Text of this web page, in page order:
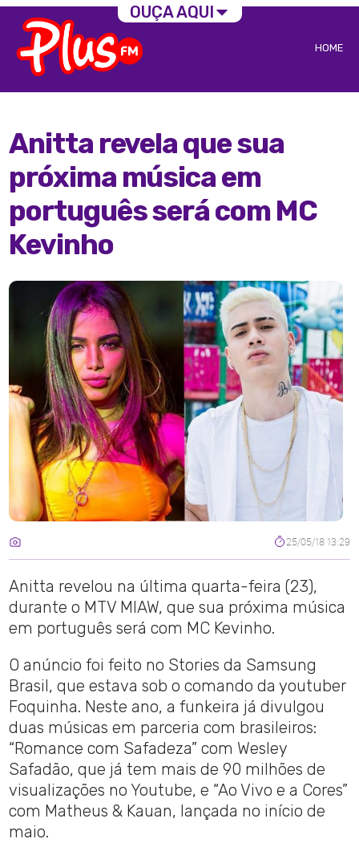
HOME
Anitta revela que sua
próxima música em
português será com MC
Kevinho
25/05/18 13:29
Anitta revelou na última quarta-feira (23),
durante o MTV MIAW, que sua próxima música
em português será com MC Kevinho.
O anúncio foi feito no Stories da Samsung
Brasil, que estava sob o comando da youtuber
Foquinha. Neste ano, a funkeira já divulgou
duas músicas em parceria com brasileiros:
“Romance com Safadeza” com Wesley
Safadão, que já tem mais de 90 milhões de
visualizações no Youtube, e “Ao Vivo e a Cores”
com Matheus & Kauan, lançada no início de
maio.
OUÇA AQUI